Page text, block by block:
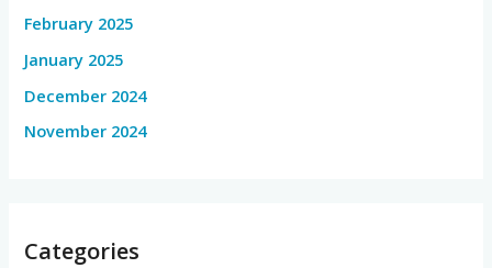
February 2025
January 2025
December 2024
November 2024
Categories